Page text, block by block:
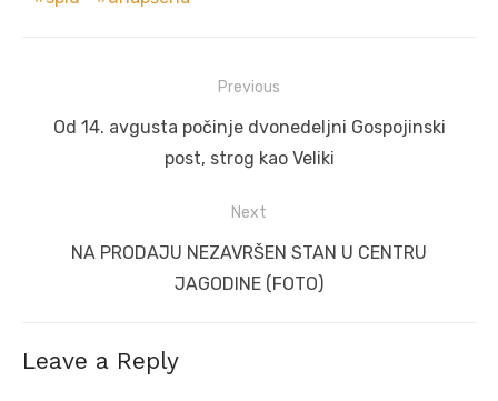
navigation
Previous
Previous
Od 14. avgusta počinje dvonedeljni Gospojinski
post, strog kao Veliki
Next
NA PRODAJU NEZAVRŠEN STAN U CENTRU
JAGODINE (FOTO)
Leave a Reply